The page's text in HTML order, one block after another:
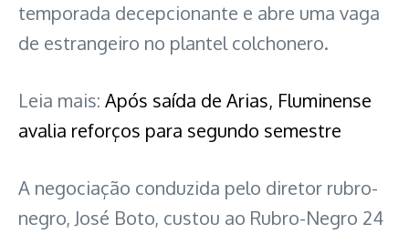
temporada decepcionante e abre uma vaga
de estrangeiro no plantel colchonero.
Leia mais: Após saída de Arias, Fluminense
avalia reforços para segundo semestre
A negociação conduzida pelo diretor rubro-
negro, José Boto, custou ao Rubro-Negro 24